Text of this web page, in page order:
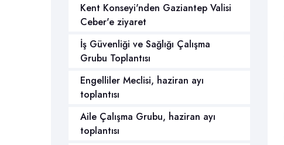
Kent Konseyi'nden Gaziantep Valisi
Ceber'e ziyaret
İş Güvenliği ve Sağlığı Çalışma
Grubu Toplantısı
Engelliler Meclisi, haziran ayı
toplantısı
Aile Çalışma Grubu, haziran ayı
toplantısı